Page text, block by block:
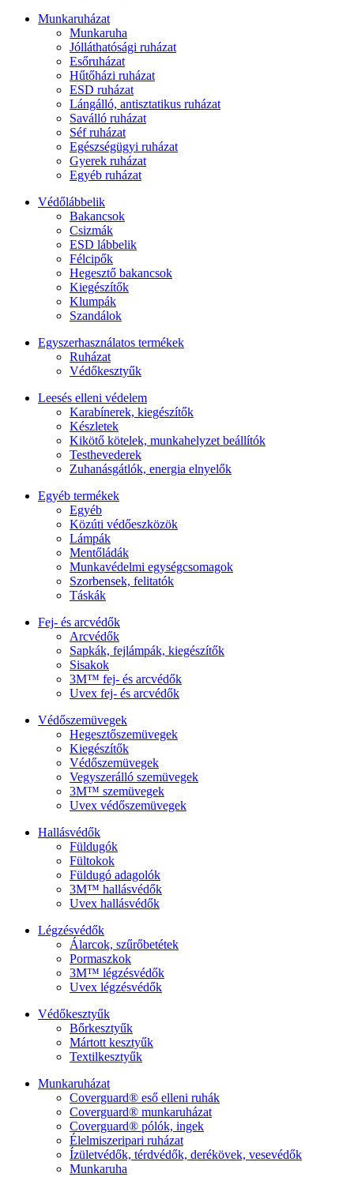
Munkaruházat
Munkaruha
Jólláthatósági ruházat
Esőruházat
Hűtőházi ruházat
ESD ruházat
Lángálló, antisztatikus ruházat
Saválló ruházat
Séf ruházat
Egészségügyi ruházat
Gyerek ruházat
Egyéb ruházat
Védőlábbelik
Bakancsok
Csizmák
ESD lábbelik
Félcipők
Hegesztő bakancsok
Kiegészítők
Klumpák
Szandálok
Egyszerhasználatos termékek
Ruházat
Védőkesztyűk
Leesés elleni védelem
Karabínerek, kiegészítők
Készletek
Kikötő kötelek, munkahelyzet beállítók
Testhevederek
Zuhanásgátlók, energia elnyelők
Egyéb termékek
Egyéb
Közúti védőeszközök
Lámpák
Mentőládák
Munkavédelmi egységcsomagok
Szorbensek, felitatók
Táskák
Fej- és arcvédők
Arcvédők
Sapkák, fejlámpák, kiegészítők
Sisakok
3M™ fej- és arcvédők
Uvex fej- és arcvédők
Védőszemüvegek
Hegesztőszemüvegek
Kiegészítők
Védőszemüvegek
Vegyszerálló szemüvegek
3M™ szemüvegek
Uvex védőszemüvegek
Hallásvédők
Füldugók
Fültokok
Füldugó adagolók
3M™ hallásvédők
Uvex hallásvédők
Légzésvédők
Álarcok, szűrőbetétek
Pormaszkok
3M™ légzésvédők
Uvex légzésvédők
Védőkesztyűk
Bőrkesztyűk
Mártott kesztyűk
Textilkesztyűk
Munkaruházat
Coverguard® eső elleni ruhák
Coverguard® munkaruházat
Coverguard® pólók, ingek
Élelmiszeripari ruházat
Ízületvédők, térdvédők, derékövek, vesevédők
Munkaruha